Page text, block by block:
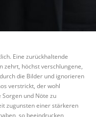
Eine zurückhaltende
zehrt, höchst verschlungene,
die Bilder und ignorieren
verstrickt, der wohl
und Nöte zu
zugunsten einer stärkeren
so beeindrucken